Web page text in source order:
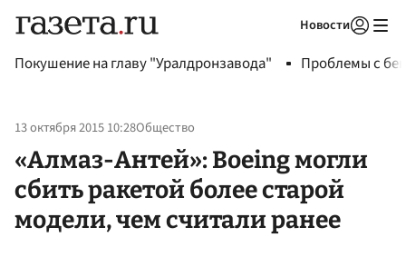
Новости
Покушение на главу "Уралдронзавода" Проблемы с
13 октября 2015 10:28Общество
«Алмаз-Антей»: Boeing могли
сбить ракетой более старой
модели, чем считали ранее